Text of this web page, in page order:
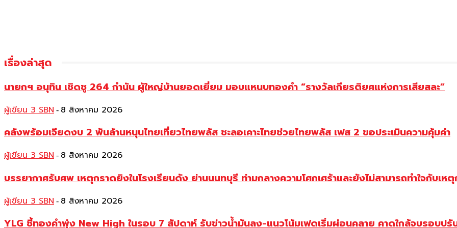
เรื่องล่าสุด
นายกฯ อนุทิน เชิดชู 264 กำนัน ผู้ใหญ่บ้านยอดเยี่ยม มอบแหนบทองคำ “รางวัลเกียรติยศแห่งการเสียสละ”
ผู้เขียน 3 SBN - 8 สิงหาคม 2026
คลังพร้อมเจียดงบ 2 พันล้านหนุนไทยเที่ยวไทยพลัส ชะลอเคาะไทยช่วยไทยพลัส เฟส 2 ขอประเมินความคุ้มค่า
ผู้เขียน 3 SBN - 8 สิงหาคม 2026
บรรยากาศรับศพ เหตุกราดยิงในโรงเรียนดัง ย่านนนทบุรี ท่ามกลางความโศกเศร้าและยังไม่สามารถทำใจกับเห
ผู้เขียน 3 SBN - 8 สิงหาคม 2026
YLG ชี้ทองคำพุ่ง New High ในรอบ 7 สัปดาห์ รับข่าวน้ำมันลง-แนวโน้มเฟดเริ่มผ่อนคลาย คาดใกล้จบรอบปรั